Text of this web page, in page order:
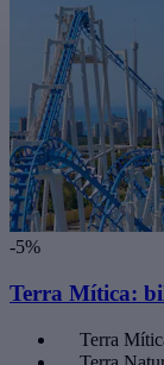
-5%
Terra Mítica:
Terra